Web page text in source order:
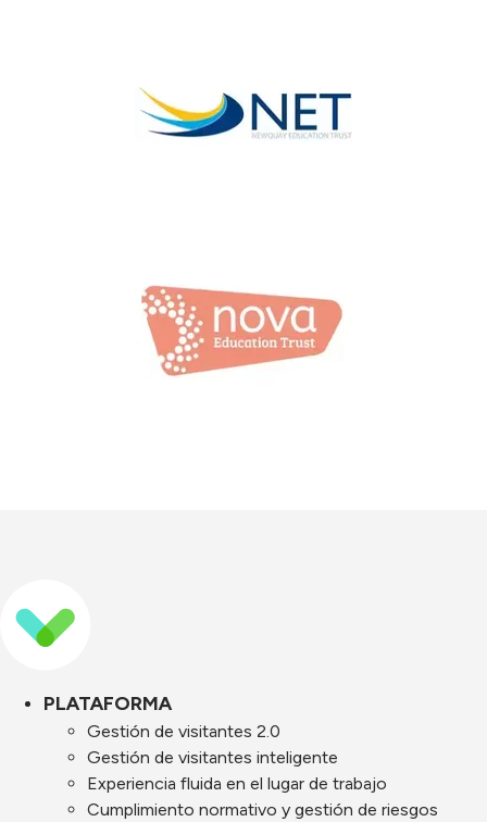
PLATAFORMA
Gestión de visitantes 2.0
Gestión de visitantes inteligente
Experiencia fluida en el lugar de trabajo
Cumplimiento normativo y gestión de riesgos